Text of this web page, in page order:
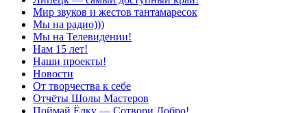
Мир звуков и жестов тантамаресок
Мы на радио)))
Мы на Телевидении!
Нам 15 лет!
Наши проекты!
Новости
От творчества к себе
Отчёты Шолы Мастеров
Поймай Ёлку — Сотвори Добро!